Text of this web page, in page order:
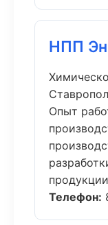
НПП
Опыт
Телефон: